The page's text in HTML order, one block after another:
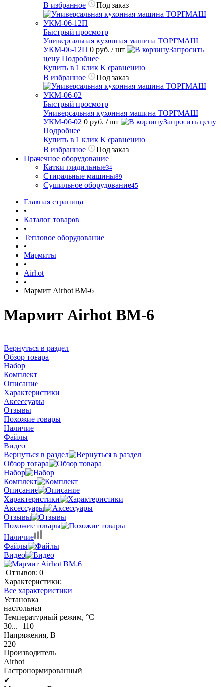
В избранное
Под заказ
Быстрый просмотр
Универсальная кухонная машина ТОРГМАШ
УКМ-06-12П 0 руб. / шт
Запросить
цену Подробнее
Купить в 1 клик К сравнению
В избранное
Под заказ
Быстрый просмотр
Универсальная кухонная машина ТОРГМАШ
УКМ-06-02 0 руб. / шт
Запросить цену
Подробнее
Купить в 1 клик К сравнению
В избранное
Под заказ
Прачечное оборудование
Катки гладильные34
Стиральные машины89
Сушильное оборудование45
Главная страница
•
Каталог товаров
•
Тепловое оборудование
•
Мармиты
•
Airhot
•
Мармит Airhot BM-6
Мармит Airhot BM-6
Вернуться в раздел
Обзор товара
Набор
Комплект
Описание
Характеристики
Аксессуары
Отзывы
Похожие товары
Наличие
Файлы
Видео
Вернуться в раздел
Обзор товара
Набор
Комплект
Описание
Характеристики
Аксессуары
Отзывы
Похожие товары
Наличие
Файлы
Видео
Отзывов: 0
Характеристики:
Все характеристики
Установка
настольная
Температурный режим, °C
30...+110
Напряжения, В
220
Производитель
Airhot
Гастронормированный
✔